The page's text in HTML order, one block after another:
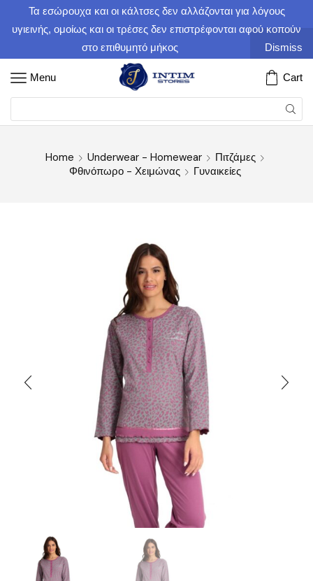
Τα εσώρουχα και οι κάλτσες δεν αλλάζονται για λόγους
υγιεινής, ομοίως και οι τρέσες δεν επιστρέφονται αφού κοπούν
στο επιθυμητό μήκος
Dismiss
Menu Cart
Home Underwear - Homewear
Πιτζάμες
Φθινόπωρο - Χειμώνας
Γυναικείες